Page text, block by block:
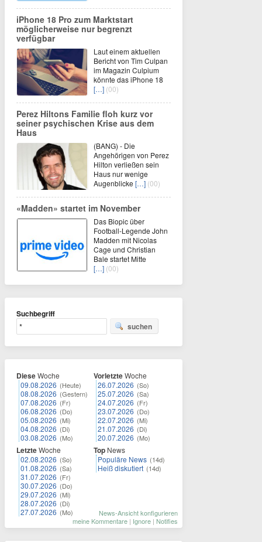
iPhone 18 Pro zum Marktstart
möglicherweise nur begrenzt
verfügbar
Laut einem aktuellen
Bericht von Tim Culpan
im Magazin Culpium
könnte das iPhone 18
[…] (00)
Perez Hiltons Familie floh kurz vor
seiner psychischen Krise aus dem
Haus
(BANG) - Die
Angehörigen von Perez
Hilton verließen sein
Haus nur wenige
Augenblicke […] (00)
«Madden» startet im November
Das Biopic über
Football-Legende John
Madden mit Nicolas
Cage und Christian
Bale startet Mitte
[…] (00)
Suchbegriff
suchen
DieseWoche
09.08.2026 (Heute)
08.08.2026 (Gestern)
07.08.2026 (Fr)
06.08.2026 (Do)
05.08.2026 (Mi)
04.08.2026 (Di)
03.08.2026 (Mo)
LetzteWoche
02.08.2026 (So)
01.08.2026 (Sa)
31.07.2026 (Fr)
30.07.2026 (Do)
29.07.2026 (Mi)
28.07.2026 (Di)
27.07.2026 (Mo)
VorletzteWoche
26.07.2026 (So)
25.07.2026 (Sa)
24.07.2026 (Fr)
23.07.2026 (Do)
22.07.2026 (Mi)
21.07.2026 (Di)
20.07.2026 (Mo)
Top News
Populäre News (14d)
Heiß diskutiert (14d)
News-Ansicht konfigurieren
meine Kommentare | Ignore | Notifies